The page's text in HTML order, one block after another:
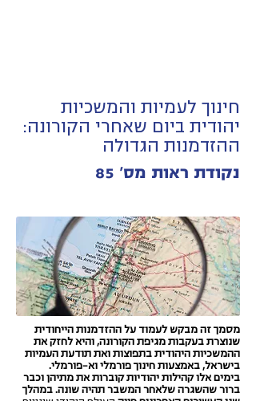
חינוך לעמיות והמשכיות
יהודית ביום שאחרי הקורונה:
ההזדמנות הגדולה
נקודת ראות מס' 85
מסמך זה מבקש לעמוד על ההזדמנות הייחודית
שנוצרת בעקבות מגיפת הקורונה, והיא לחזק את
ההמשכיות היהודית בתפוצות ואת תודעת העמיות
בישראל, באמצעות חינוך פורמלי וא-פורמלי.
בימים אלו קהילות יהודיות קוברות את מתיהן וכבר
ברור שהשגרה שלאחר המשבר תהיה שונה. במהלך